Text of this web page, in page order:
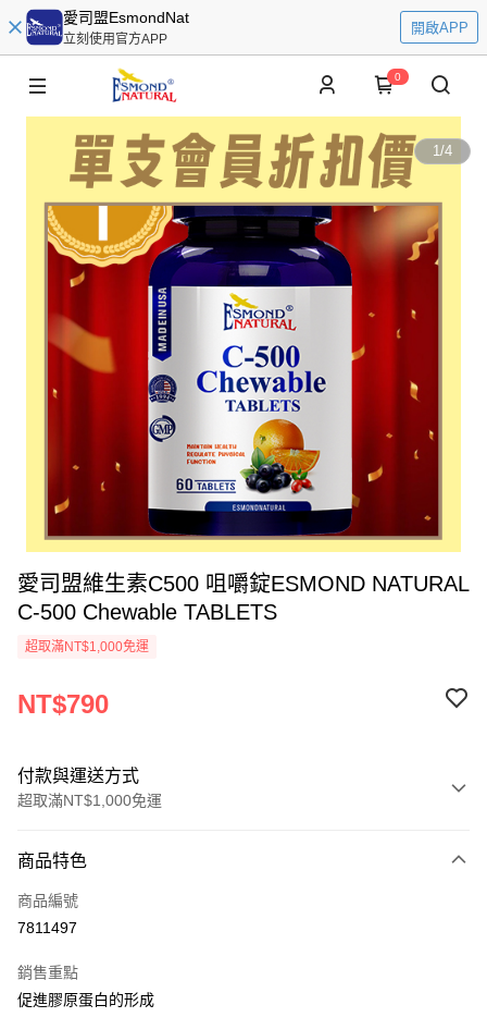
愛司盟EsmondNat
立刻使用官方APP
開啟APP
0
1/4
愛司盟維生素C500 咀嚼錠ESMOND NATURAL
C-500 Chewable TABLETS
超取滿NT$1,000免運
NT$790
付款與運送方式
超取滿NT$1,000免運
信用卡一次付款
超商取貨付款
運送方式
商品特色
商品編號
7811497
銷售重點
促進膠原蛋白的形成